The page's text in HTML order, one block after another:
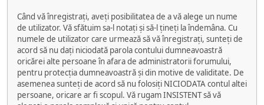
Când vă înregistrați, aveți posibilitatea de a vă alege un nume
de utilizator. Vă sfătuim sa-l notați și să-l țineți la îndemâna. Cu
numele de utilizator care urmează să vă înregistrați, sunteți de
acord să nu dați niciodată parola contului dumneavoastră
oricărei alte persoane în afara de administratorii forumului,
pentru protecția dumneavoastră și din motive de validitate. De
asemenea sunteți de acord să nu folosiți NICIODATA contul altei
persoane, oricare ar fi scopul. Vă rugam INSISTENT să vă